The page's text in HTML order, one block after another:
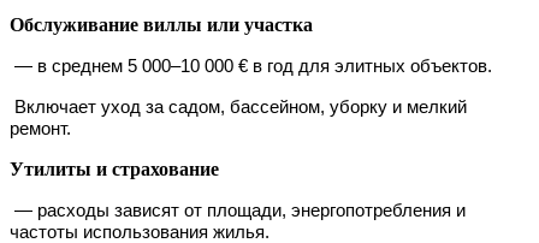
Обслуживание виллы или участка
— в среднем 5 000–10 000 € в год для элитных объектов.
Включает уход за садом, бассейном, уборку и мелкий
ремонт.
Утилиты и страхование
— расходы зависят от площади, энергопотребления и
частоты использования жилья.